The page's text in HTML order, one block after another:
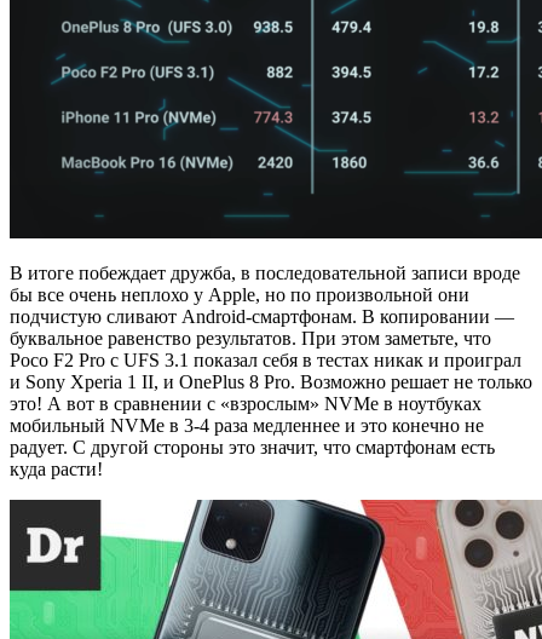
В итоге побеждает дружба, в последовательной записи вроде
бы все очень неплохо у Apple, но по произвольной они
подчистую сливают Android-смартфонам. В копировании —
буквальное равенство результатов. При этом заметьте, что
Poco F2 Pro с UFS 3.1 показал себя в тестах никак и проиграл
и Sony Xperia 1 II, и OnePlus 8 Pro. Возможно решает не только
это! А вот в сравнении с «взрослым» NVMe в ноутбуках
мобильный NVMe в 3-4 раза медленнее и это конечно не
радует. С другой стороны это значит, что смартфонам есть
куда расти!